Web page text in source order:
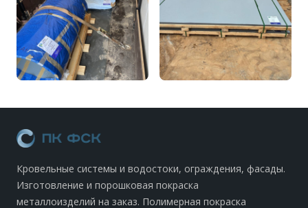
Кровельные системы и водостоки, ограждения, фасады.
Изготовление и порошковая покраска
металлоизделий на заказ. Полимерная покраска